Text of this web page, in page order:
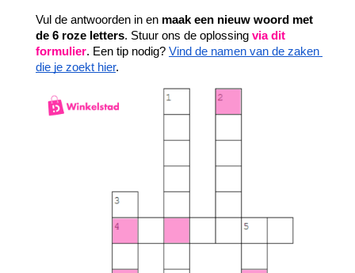
Vul de antwoorden in en maak een nieuw woord met
de 6 roze letters. Stuur ons de oplossing via dit
formulier. Een tip nodig? Vind de namen van de zaken
die je zoekt hier.